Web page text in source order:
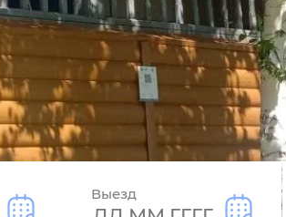
Выезд